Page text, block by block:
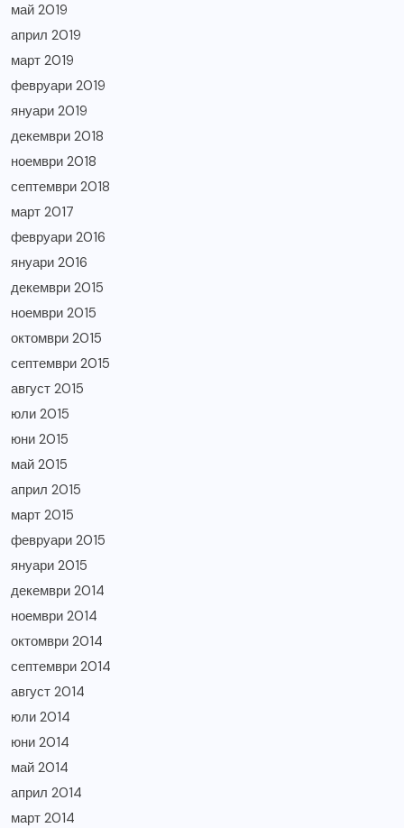
май 2019
април 2019
март 2019
февруари 2019
януари 2019
декември 2018
ноември 2018
септември 2018
март 2017
февруари 2016
януари 2016
декември 2015
ноември 2015
октомври 2015
септември 2015
август 2015
юли 2015
юни 2015
май 2015
април 2015
март 2015
февруари 2015
януари 2015
декември 2014
ноември 2014
октомври 2014
септември 2014
август 2014
юли 2014
юни 2014
май 2014
април 2014
март 2014